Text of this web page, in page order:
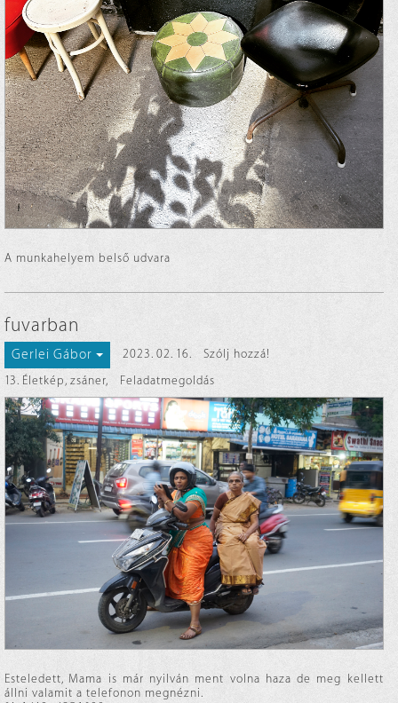
A munkahelyem belső udvara
fuvarban
Gerlei Gábor 2023. 02. 16.
Szólj hozzá!
13. Életkép, zsáner, Feladatmegoldás
Esteledett, Mama is már nyilván ment volna haza de meg kellett
állni valamit a telefonon megnézni.